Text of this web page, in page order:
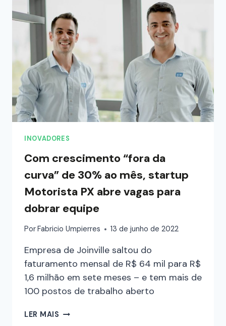
INOVADORES
Com crescimento “fora da
curva” de 30% ao mês, startup
Motorista PX abre vagas para
dobrar equipe
PorFabricio Umpierres 13 de junho de 2022
Empresa de Joinville saltou do
faturamento mensal de R$ 64 mil para R$
1,6 milhão em sete meses – e tem mais de
100 postos de trabalho aberto
LER MAIS